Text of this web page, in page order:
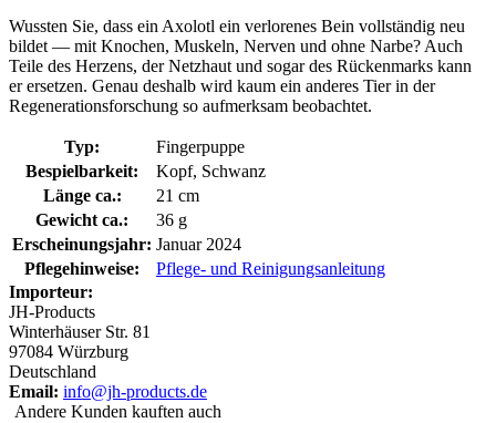
Wussten Sie, dass ein Axolotl ein verlorenes Bein vollständig neu
bildet — mit Knochen, Muskeln, Nerven und ohne Narbe? Auch
Teile des Herzens, der Netzhaut und sogar des Rückenmarks kann
er ersetzen. Genau deshalb wird kaum ein anderes Tier in der
Regenerationsforschung so aufmerksam beobachtet.
Typ:
Fingerpuppe
Bespielbarkeit:
Kopf, Schwanz
Länge ca.:
21 cm
Gewicht ca.:
36 g
Erscheinungsjahr: Januar 2024
Pflegehinweise:
Pflege- und Reinigungsanleitung
Importeur:
JH-Products
Winterhäuser Str. 81
97084 Würzburg
Deutschland
Email: info@jh-products.de
Andere Kunden kauften auch